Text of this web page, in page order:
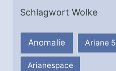
Schlagwort Wolke
Anomalie Ariane 5
Arianespace